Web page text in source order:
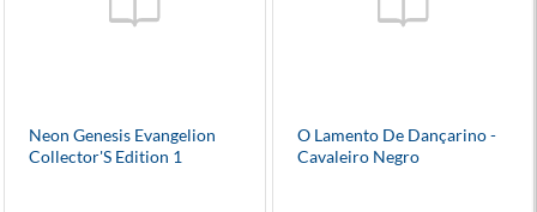
Neon Genesis Evangelion
Collector'S Edition 1
O Lamento De Dançarino -
Cavaleiro Negro